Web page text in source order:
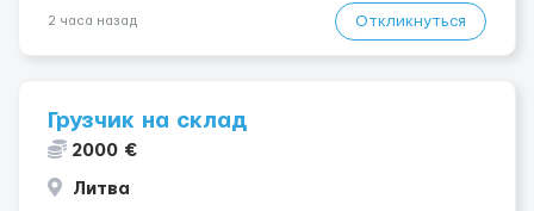
2 часа назад Откликнуться
Грузчик на склад
2000 €
Литва